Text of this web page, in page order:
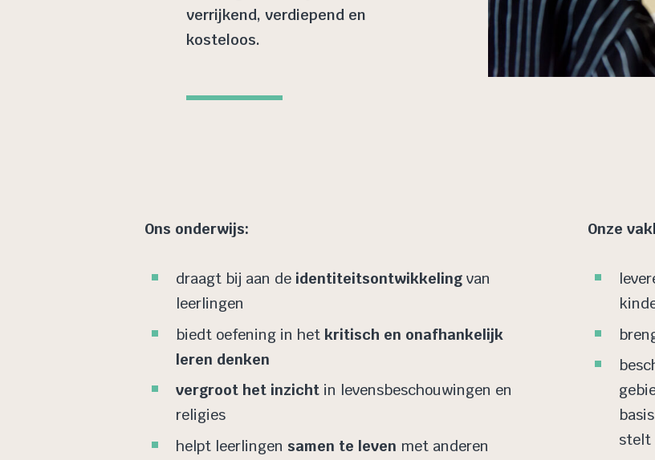
verrijkend, verdiepend en
kosteloos.
Ons onderwijs:
draagt bij aan de identiteitsontwikkeling van
leerlingen
biedt oefening in het kritisch en onafhankelijk
leren denken
vergroot het inzicht in levensbeschouwingen en
religies
helpt leerlingen samen te leven met anderen
Onze
stelt